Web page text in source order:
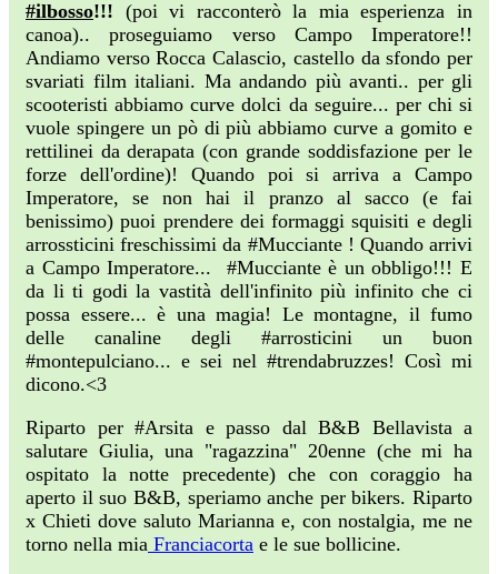
#ilbosso!!! (poi vi racconterò la mia esperienza in
canoa).. proseguiamo verso Campo Imperatore!!
Andiamo verso Rocca Calascio, castello da sfondo per
svariati film italiani. Ma andando più avanti.. per gli
scooteristi abbiamo curve dolci da seguire... per chi si
vuole spingere un pò di più abbiamo curve a gomito e
rettilinei da derapata (con grande soddisfazione per le
forze dell'ordine)! Quando poi si arriva a Campo
Imperatore, se non hai il pranzo al sacco (e fai
benissimo) puoi prendere dei formaggi squisiti e degli
arrossticini freschissimi da #Mucciante ! Quando arrivi
a Campo Imperatore... #Mucciante è un obbligo!!! E
da li ti godi la vastità dell'infinito più infinito che ci
possa essere... è una magia! Le montagne, il fumo
delle canaline degli #arrosticini un buon
#montepulciano... e sei nel #trendabruzzes! Così mi
dicono.<3
Riparto per #Arsita e passo dal B&B Bellavista a
salutare Giulia, una "ragazzina" 20enne (che mi ha
ospitato la notte precedente) che con coraggio ha
aperto il suo B&B, speriamo anche per bikers. Riparto
x Chieti dove saluto Marianna e, con nostalgia, me ne
torno nella mia Franciacorta e le sue bollicine.